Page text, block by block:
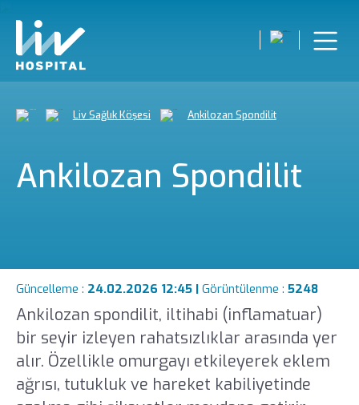
Liv Sağlık Köşesi Ankilozan Spondilit
Ankilozan Spondilit
Güncelleme : 24.02.2026 12:45 | Görüntülenme : 5248
Ankilozan spondilit, iltihabi (inflamatuar)
bir seyir izleyen rahatsızlıklar arasında yer
alır. Özellikle omurgayı etkileyerek eklem
ağrısı, tutukluk ve hareket kabiliyetinde